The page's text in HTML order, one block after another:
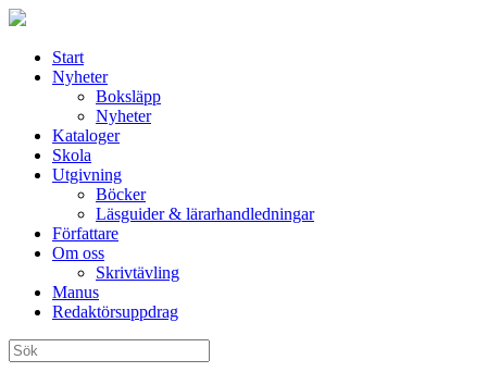
Start
Nyheter
Boksläpp
Nyheter
Kataloger
Skola
Utgivning
Böcker
Läsguider & lärarhandledningar
Författare
Om oss
Skrivtävling
Manus
Redaktörsuppdrag